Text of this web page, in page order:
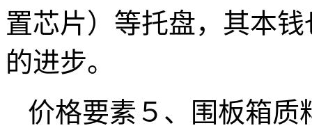
置芯片）等托盘，其本
的进步。
价格要素５、围板箱质